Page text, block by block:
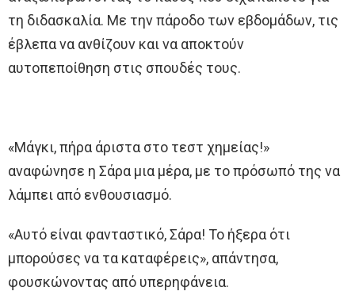
τη διδασκαλία. Με την πάροδο των εβδομάδων, τις
έβλεπα να ανθίζουν και να αποκτούν
αυτοπεποίθηση στις σπουδές τους.
«Μάγκι, πήρα άριστα στο τεστ χημείας!»
αναφώνησε η Σάρα μια μέρα, με το πρόσωπό της να
λάμπει από ενθουσιασμό.
«Αυτό είναι φανταστικό, Σάρα! Το ήξερα ότι
μπορούσες να τα καταφέρεις», απάντησα,
φουσκώνοντας από υπερηφάνεια.